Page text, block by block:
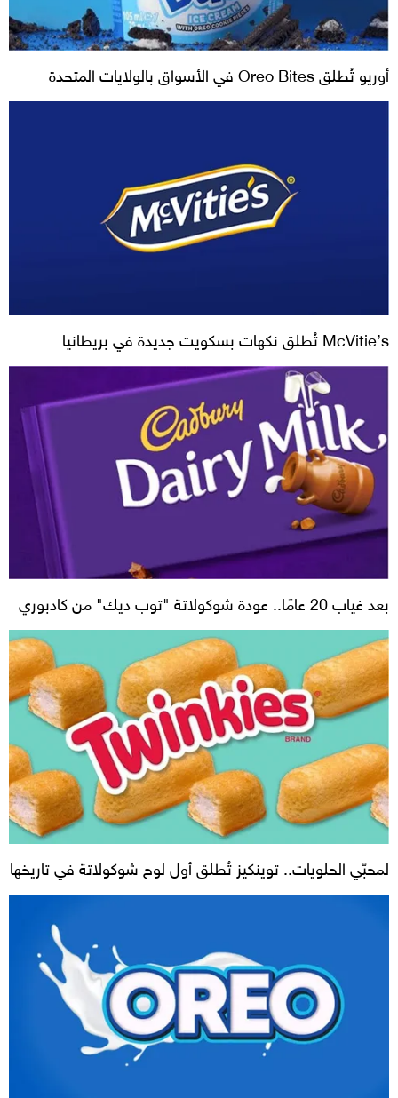
أوريو تُطلق Oreo Bites في الأسواق بالولايات المتحدة
McVitie’s تُطلق نكهات بسكويت جديدة في بريطانيا
بعد غياب 20 عامًا.. عودة شوكولاتة "توب ديك" من كادبوري
لمحبّي الحلويات.. توينكيز تُطلق أول لوح شوكولاتة في تاريخها